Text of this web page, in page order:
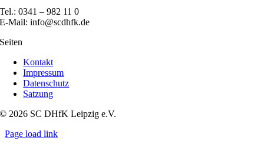
Tel.: 0341 – 982 11 0
E-Mail: info@scdhfk.de
Seiten
Kontakt
Impressum
Datenschutz
Satzung
© 2026 SC DHfK Leipzig e.V.
Page load link